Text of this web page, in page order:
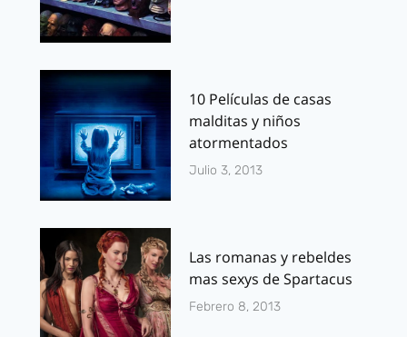
10 Películas de casas
malditas y niños
atormentados
Julio 3, 2013
Las romanas y rebeldes
mas sexys de Spartacus
Febrero 8, 2013